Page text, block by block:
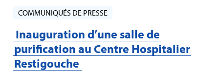
COMMUNIQUÉS DE PRESSE
Inauguration d’une salle de
purification au Centre Hospitalier
Restigouche